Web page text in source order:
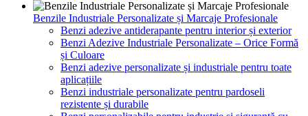
Benzile Industriale Personalizate și Marcaje Profesionale
Benzi adezive antiderapante pentru interior și exterior
Benzi Adezive Industriale Personalizate – Orice Formă
și Culoare
Benzi adezive personalizate și industriale pentru toate
aplicațiile
Benzi industriale personalizate pentru pardoseli
rezistente și durabile